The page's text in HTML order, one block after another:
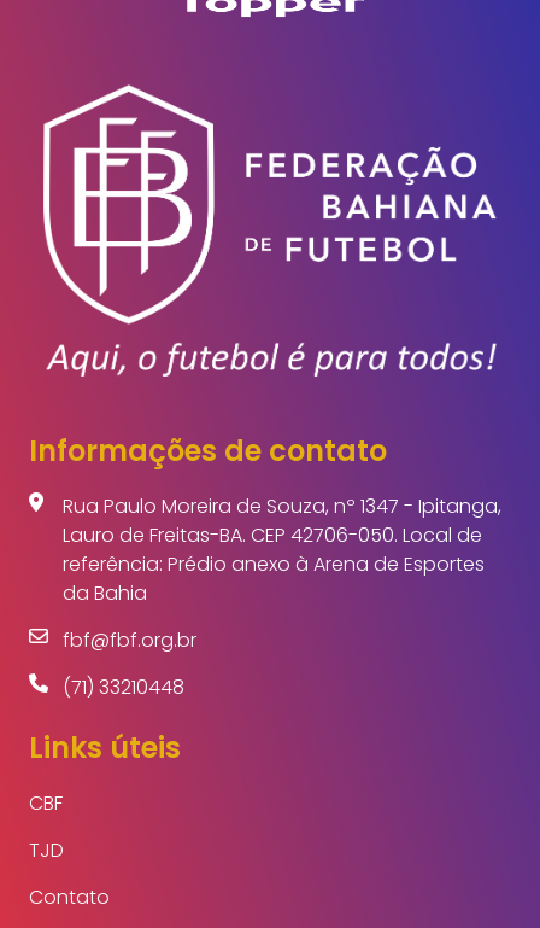
Informações de contato
Rua Paulo Moreira de Souza, nº 1347 - Ipitanga,
Lauro de Freitas-BA. CEP 42706-050. Local de
referência: Prédio anexo à Arena de Esportes
da Bahia
fbf@fbf.org.br
(71) 33210448
Links úteis
CBF
TJD
Contato